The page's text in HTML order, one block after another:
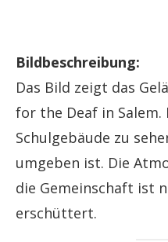
Bildbeschreibung:
Das Bild zeigt das
for the Deaf in
Schulgebäude zu
umgeben ist. Die
die Gemeinschaft ist
erschüttert.